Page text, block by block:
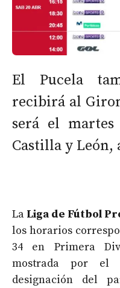
El Pucela
recibirá al
será el
Castilla y León,
La Liga de Fútbol
los horarios
34 en Primera
mostrada por el
designación del